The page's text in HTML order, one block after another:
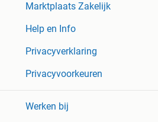
Marktplaats Zakelijk
Help en Info
Privacyverklaring
Privacyvoorkeuren
Werken bij